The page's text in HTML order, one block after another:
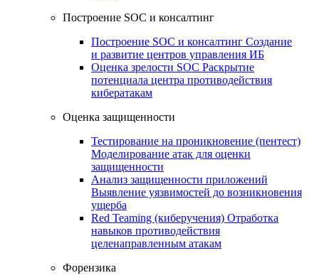
Построение SOC и консалтинг
Построение SOC и консалтинг Создание
и развитие центров управления ИБ
Оценка зрелости SOC Раскрытие
потенциала центра противодействия
кибератакам
Оценка защищенности
Тестирование на проникновение (пентест)
Моделирование атак для оценки
защищенности
Анализ защищенности приложений
Выявление уязвимостей до возникновения
ущерба
Red Teaming (киберучения) Отработка
навыков противодействия
целенаправленным атакам
Форензика